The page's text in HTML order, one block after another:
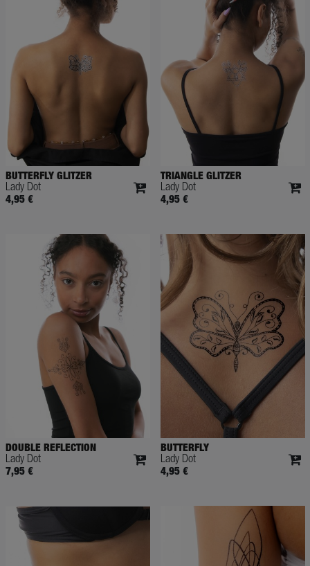
BUTTERFLY GLITZER
Lady Dot
4,95 €
TRIANGLE GLITZER
Lady Dot
4,95 €
DOUBLE REFLECTION
Lady Dot
7,95 €
BUTTERFLY
Lady Dot
4,95 €